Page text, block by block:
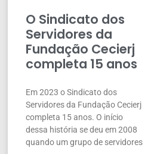
O Sindicato dos
Servidores da
Fundação Cecierj
completa 15 anos
Em 2023 o Sindicato dos
Servidores da Fundação Cecierj
completa 15 anos. O início
dessa história se deu em 2008
quando um grupo de servidores